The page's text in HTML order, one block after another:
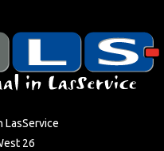
LasService
26